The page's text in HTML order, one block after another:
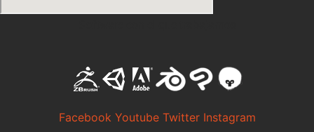
Facebook Youtube Twitter Instagram